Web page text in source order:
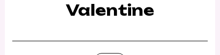
Valentine